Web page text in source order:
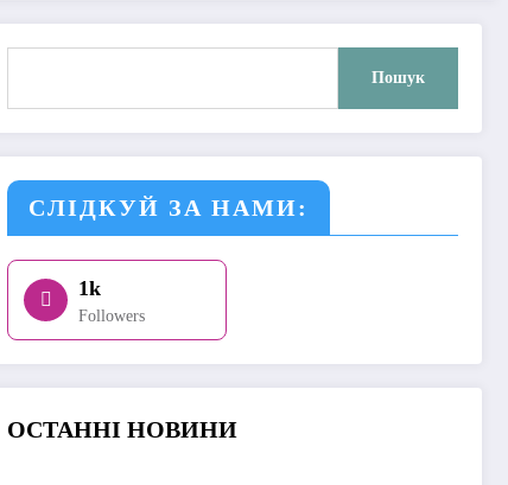
Пошук
СЛІДКУЙ ЗА НАМИ:
1k
Followers
ОСТАННІ НОВИНИ